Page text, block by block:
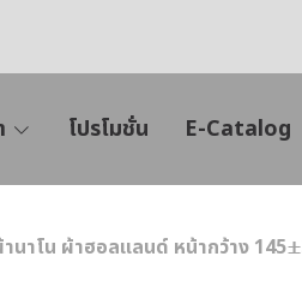
โปรโมชั่น E-Catalog
นาโน ผ้าฮอลแลนด์ หน้ากว้าง